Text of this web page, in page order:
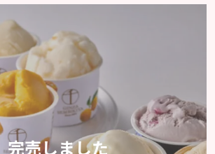
完売しました